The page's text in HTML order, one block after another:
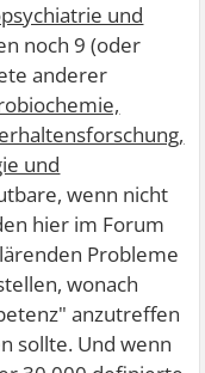
und
noch 9 (oder
anderer
und
wenn nicht
hier im Forum
Probleme
wonach
anzutreffen
sollte. Und wenn